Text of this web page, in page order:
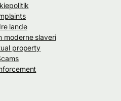
lande
moderne slaveri
property